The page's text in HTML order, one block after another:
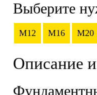
Выберите
M12 M16 M20
Описание